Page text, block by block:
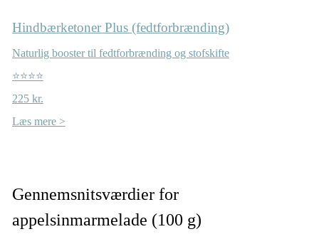
Hindbærketoner Plus (fedtforbrænding)
Naturlig booster til fedtforbrænding og stofskifte
⭐⭐⭐⭐
225 kr.
Læs mere >
Gennemsnitsværdier for
appelsinmarmelade (100 g)